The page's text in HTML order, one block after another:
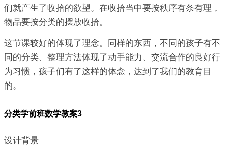
们就产生了收拾的欲望。在收拾当中要按秩序有条有理，
物品要按分类的摆放收拾。
这节课较好的体现了理念。同样的东西，不同的孩子有不
同的分类、整理方法体现了动手能力、交流合作的良好行
为习惯，孩子们有了这样的体念，达到了我们的教育目
的。
分类学前班数学教案3
设计背景